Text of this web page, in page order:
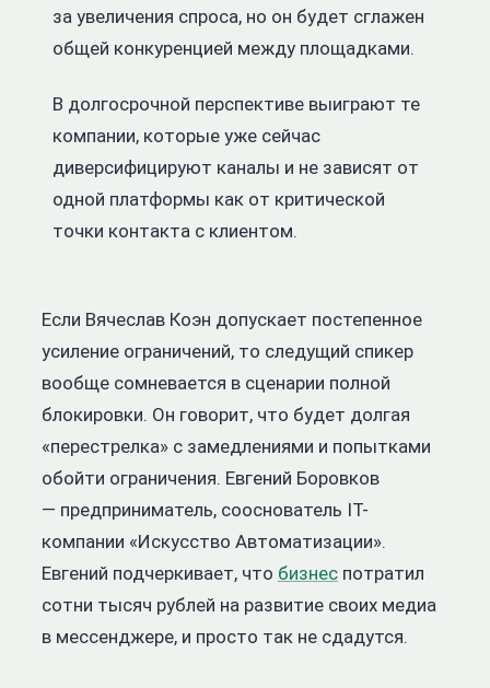
за увеличения спроса, но он будет сглажен
общей конкуренцией между площадками.
В долгосрочной перспективе выиграют те
компании, которые уже сейчас
диверсифицируют каналы и не зависят от
одной платформы как от критической
точки контакта с клиентом.
Если Вячеслав Коэн допускает постепенное
усиление ограничений, то следущий спикер
вообще сомневается в сценарии полной
блокировки. Он говорит, что будет долгая
«перестрелка» с замедлениями и попытками
обойти ограничения. Евгений Боровков
— предприниматель, сооснователь IT-
компании «Искусство Автоматизации».
Евгений подчеркивает, что бизнеспотратил
сотни тысяч рублей на развитие своих медиа
в мессенджере, и просто так не сдадутся.